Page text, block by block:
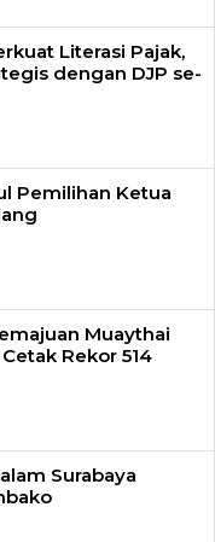
Literasi Pajak,
dengan DJP se-
Pemilihan Ketua
Muaythai
Rekor 514
Surabaya